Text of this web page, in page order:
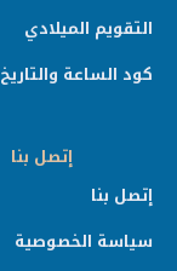
التقويم الميلادي
كود الساعة والتاريخ html
إتصل بنا
إتصل بنا
سياسة الخصوصية